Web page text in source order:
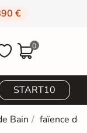
€
0
START10
Bain faïence